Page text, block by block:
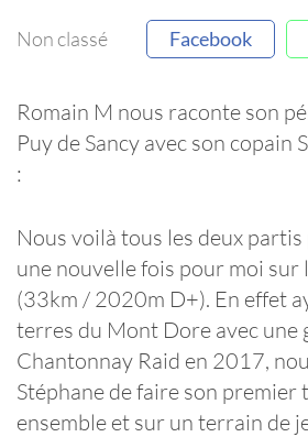
Non classé Facebook
Romain M nous raconte son
Puy de Sancy avec son copain
:
Nous voilà tous les deux
une nouvelle fois pour moi sur
(33km / 2020m D+). En effet
terres du Mont Dore avec une
Chantonnay Raid en 2017,
Stéphane de faire son
ensemble et sur un terrain de